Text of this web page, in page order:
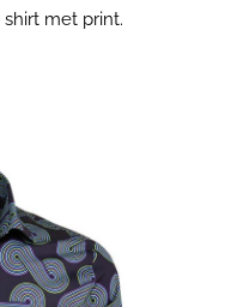
met print.